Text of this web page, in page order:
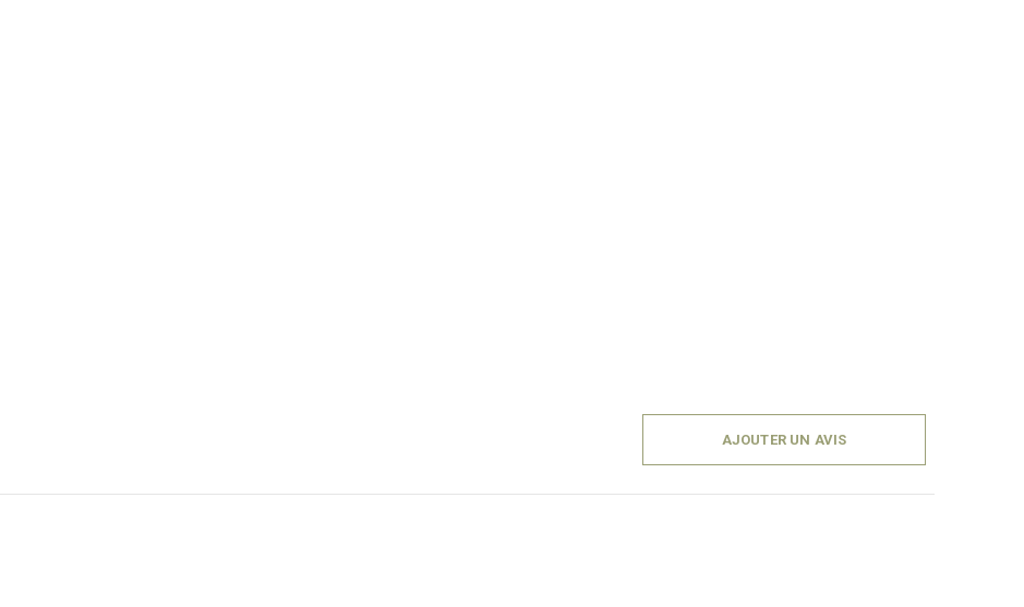
AJOUTER UN AVIS